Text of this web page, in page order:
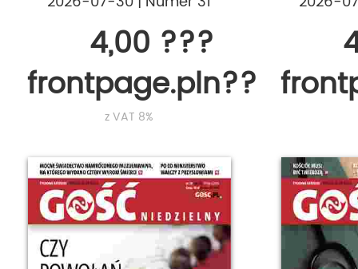
4,00 ???
frontpage.pln???
z VAT 8%